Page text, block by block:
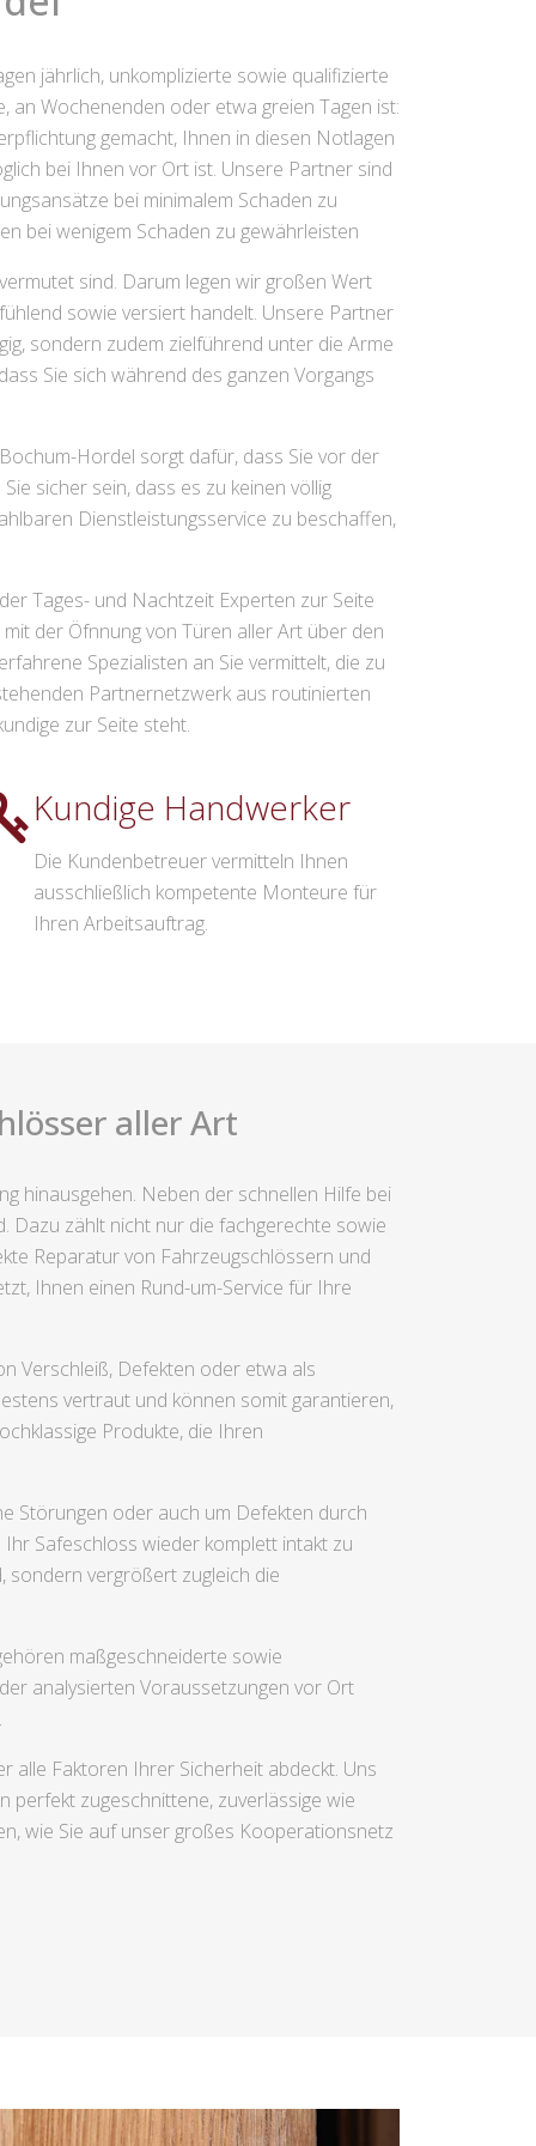
jährlich, unkomplizierte sowie qualifizierte
an Wochenenden oder etwa greien Tagen ist:
gemacht, Ihnen in diesen Notlagen
bei Ihnen vor Ort ist. Unsere Partner sind
bei minimalem Schaden zu
bei wenigem Schaden zu gewährleisten
sind. Darum legen wir großen Wert
sowie versiert handelt. Unsere Partner
sondern zudem zielführend unter die Arme
Sie sich während des ganzen Vorgangs
Hordel sorgt dafür, dass Sie vor der
sicher sein, dass es zu keinen völlig
Dienstleistungsservice zu beschaffen,
Tages- und Nachtzeit Experten zur Seite
der Öfnnung von Türen aller Art über den
Spezialisten an Sie vermittelt, die zu
Partnernetzwerk aus routinierten
zur Seite steht.
Kundige Handwerker
Die Kundenbetreuer vermitteln Ihnen
ausschließlich kompetente Monteure für
Ihren Arbeitsauftrag.
aller Art
hinausgehen. Neben der schnellen Hilfe bei
Dazu zählt nicht nur die fachgerechte sowie
Reparatur von Fahrzeugschlössern und
Ihnen einen Rund-um-Service für Ihre
Verschleiß, Defekten oder etwa als
vertraut und können somit garantieren,
Produkte, die Ihren
Störungen oder auch um Defekten durch
Safeschloss wieder komplett intakt zu
sondern vergrößert zugleich die
maßgeschneiderte sowie
analysierten Voraussetzungen vor Ort
alle Faktoren Ihrer Sicherheit abdeckt. Uns
perfekt zugeschnittene, zuverlässige wie
wie Sie auf unser großes Kooperationsnetz